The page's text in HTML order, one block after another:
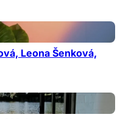
Leona Šenková,